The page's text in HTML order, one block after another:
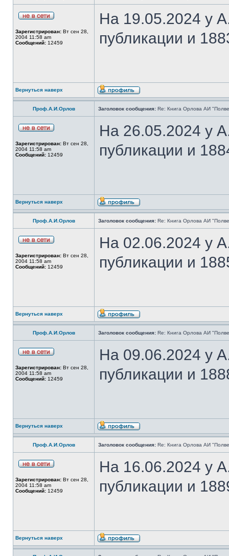
Зарегистрирован: Вт сен 28,
2004 11:58 am
Сообщений: 12459
На 19.05.2024 у
публикации и
Вернуться наверх
Проф.А.И.Орлов Заголовок сообщения: Re: Книга Орлова АИ
Зарегистрирован: Вт сен 28,
2004 11:58 am
Сообщений: 12459
На 26.05.2024 у
публикации и
Вернуться наверх
Проф.А.И.Орлов Заголовок сообщения: Re: Книга Орлова АИ
Зарегистрирован: Вт сен 28,
2004 11:58 am
Сообщений: 12459
На 02.06.2024 у
публикации и
Вернуться наверх
Проф.А.И.Орлов Заголовок сообщения: Re: Книга Орлова АИ
Зарегистрирован: Вт сен 28,
2004 11:58 am
Сообщений: 12459
На 09.06.2024 у
публикации и
Вернуться наверх
Проф.А.И.Орлов Заголовок сообщения: Re: Книга Орлова АИ
Зарегистрирован: Вт сен 28,
2004 11:58 am
Сообщений: 12459
На 16.06.2024 у
публикации и
Вернуться наверх